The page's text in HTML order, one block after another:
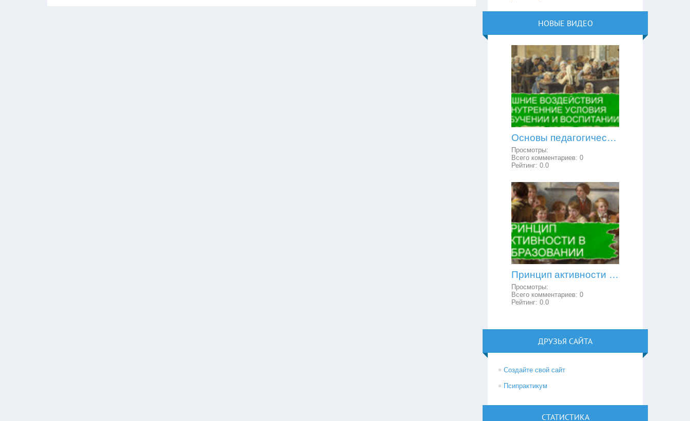
НОВЫЕ ВИДЕО
Основы педагогической психологии: внешние воздействия и внутренние условия в обучении и воспитании
Просмотры:
Всего комментариев:0
Рейтинг:0.0
Принцип активности в образовании
Просмотры:
Всего комментариев:0
Рейтинг:0.0
ДРУЗЬЯ САЙТА
Создайте свой сайт
Псипрактикум
СТАТИСТИКА